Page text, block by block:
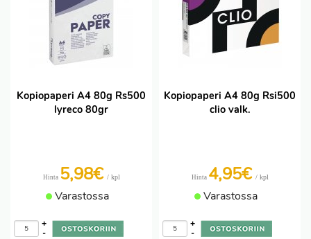
Kopiopaperi A4 80g Rs500
lyreco 80gr
Hinta 5,98€ / kpl
Varastossa
-
+
Kopiopaperi A4 80g Rsi500
clio valk.
Hinta 4,95€ / kpl
Varastossa
-
+